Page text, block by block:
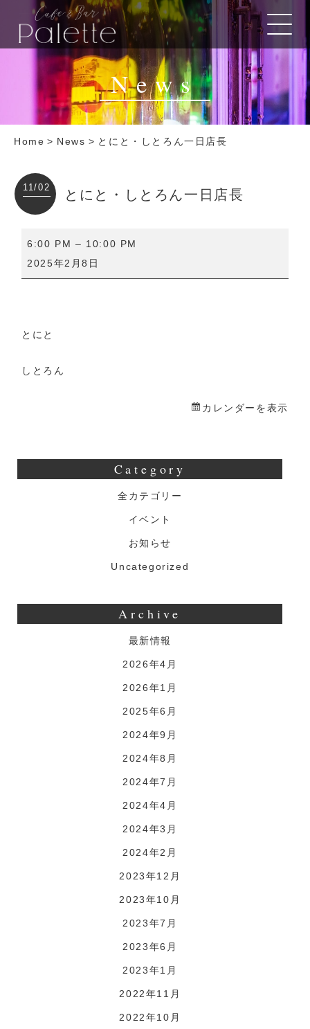
News
Home > News > とにと・しとろん一日店長
11/02 とにと・しとろん一日店長
と・
ろ
一
6:00 PM – 10:00 PM
2025年2月8日
とにと
しとろん
カレンダーを表示
Category
全カテゴリー
イベント
お知らせ
Uncategorized
Archive
最新情報
2026年4月
2026年1月
2025年6月
2024年9月
2024年8月
2024年7月
2024年4月
2024年3月
2024年2月
2023年12月
2023年10月
2023年7月
2023年6月
2023年1月
2022年11月
2022年10月